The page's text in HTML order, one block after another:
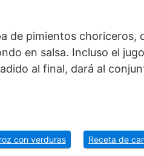
de pimientos choriceros,
en salsa. Incluso el
al final, dará al
con verduras Receta de